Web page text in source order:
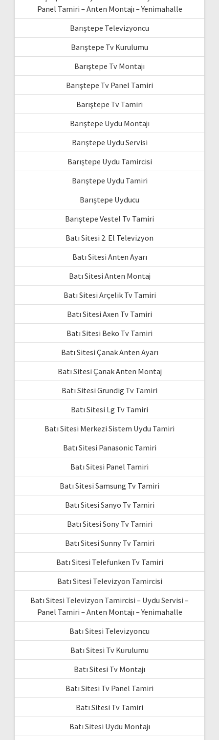
Panel Tamiri – Anten Montajı – Yenimahalle
Barıştepe Televizyoncu
Barıştepe Tv Kurulumu
Barıştepe Tv Montajı
Barıştepe Tv Panel Tamiri
Barıştepe Tv Tamiri
Barıştepe Uydu Montajı
Barıştepe Uydu Servisi
Barıştepe Uydu Tamircisi
Barıştepe Uydu Tamiri
Barıştepe Uyducu
Barıştepe Vestel Tv Tamiri
Batı Sitesi 2. El Televizyon
Batı Sitesi Anten Ayarı
Batı Sitesi Anten Montaj
Batı Sitesi Arçelik Tv Tamiri
Batı Sitesi Axen Tv Tamiri
Batı Sitesi Beko Tv Tamiri
Batı Sitesi Çanak Anten Ayarı
Batı Sitesi Çanak Anten Montaj
Batı Sitesi Grundig Tv Tamiri
Batı Sitesi Lg Tv Tamiri
Batı Sitesi Merkezi Sistem Uydu Tamiri
Batı Sitesi Panasonic Tamiri
Batı Sitesi Panel Tamiri
Batı Sitesi Samsung Tv Tamiri
Batı Sitesi Sanyo Tv Tamiri
Batı Sitesi Sony Tv Tamiri
Batı Sitesi Sunny Tv Tamiri
Batı Sitesi Telefunken Tv Tamiri
Batı Sitesi Televizyon Tamircisi
Batı Sitesi Televizyon Tamircisi – Uydu Servisi –
Panel Tamiri – Anten Montajı – Yenimahalle
Batı Sitesi Televizyoncu
Batı Sitesi Tv Kurulumu
Batı Sitesi Tv Montajı
Batı Sitesi Tv Panel Tamiri
Batı Sitesi Tv Tamiri
Batı Sitesi Uydu Montajı